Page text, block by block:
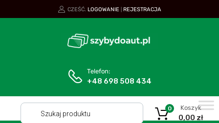
CZEŚĆ. LOGOWANIE REJESTRACJA
Telefon:
+48 698 508 434
Koszyk
0,00 zł
0